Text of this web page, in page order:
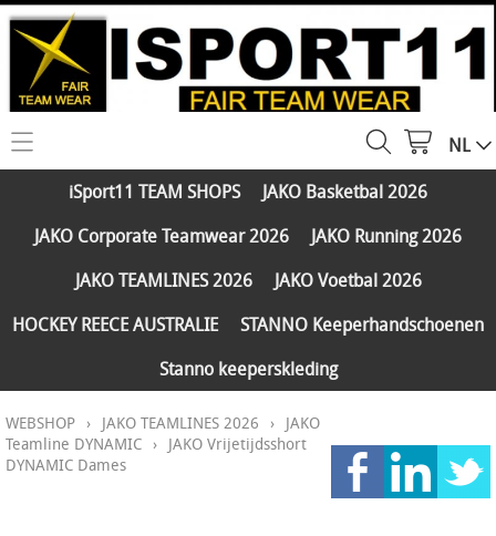
HOME
WEBSHOP
JAKO Running 2026
JAKO TEAMLINES 2026
PARTNERS
Klantengroepen
Verzending - betaling
CONTACT
NL
iSport11 TEAM SHOPS
JAKO Basketbal 2026
JAKO Corporate Teamwear 2026
JAKO Running 2026
JAKO TEAMLINES 2026
JAKO Voetbal 2026
HOCKEY REECE AUSTRALIE
STANNO Keeperhandschoenen
Stanno keeperskleding
WEBSHOP › JAKO TEAMLINES 2026 › JAKO
Teamline DYNAMIC › JAKO Vrijetijdsshort
DYNAMIC Dames